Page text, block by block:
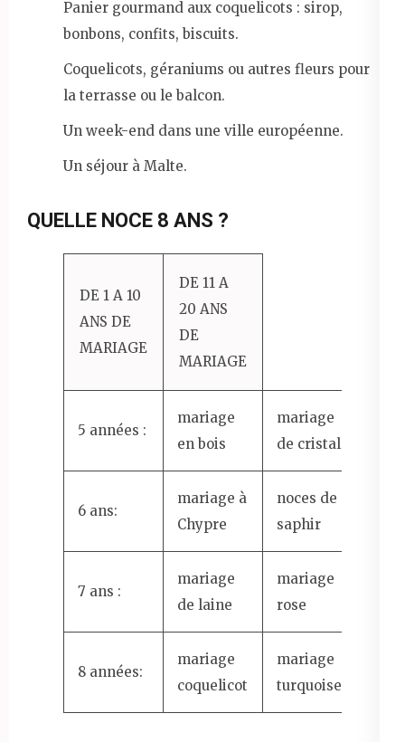
Panier gourmand aux coquelicots : sirop,
bonbons, confits, biscuits.
Coquelicots, géraniums ou autres fleurs pour
la terrasse ou le balcon.
Un week-end dans une ville européenne.
Un séjour à Malte.
QUELLE NOCE 8 ANS ?
DE 1 A 10
ANS DE
MARIAGE
DE 11 A
20 ANS
DE
MARIAGE
5 années :
mariage
en bois
mariage
de cristal
6 ans:
mariage à
Chypre
noces de
saphir
7 ans :
mariage
de laine
mariage
rose
8 années:
mariage
coquelicot
mariage
turquoise